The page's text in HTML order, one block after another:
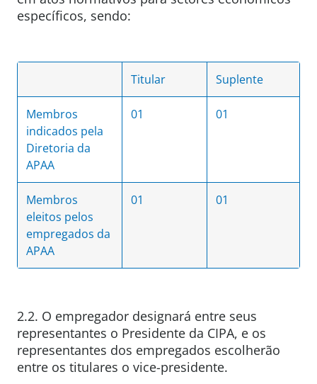
específicos, sendo:
Titular Suplente
Membros
indicados pela
Diretoria da
APAA
01 01
Membros
eleitos pelos
empregados da
APAA
01 01
2.2. O empregador designará entre seus
representantes o Presidente da CIPA, e os
representantes dos empregados escolherão
entre os titulares o vice-presidente.